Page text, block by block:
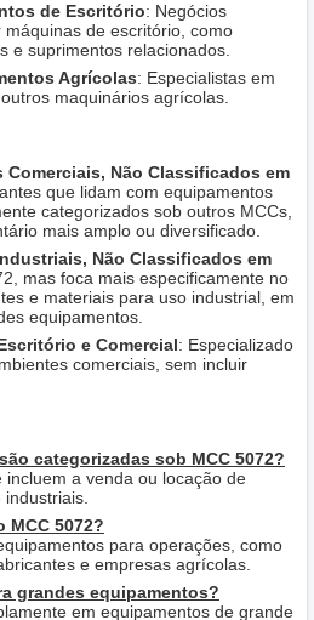
de Escritório: Negócios
de escritório, como
e suprimentos relacionados.
Agrícolas: Especialistas em
maquinários agrícolas.
Comerciais, Não Classificados em
que lidam com equipamentos
categorizados sob outros MCCs,
mais amplo ou diversificado.
Não Classificados em
mas foca mais especificamente no
e materiais para uso industrial, em
equipamentos.
e Comercial: Especializado
comerciais, sem incluir
categorizadas sob MCC 5072?
a venda ou locação de
MCC 5072?
para operações, como
e empresas agrícolas.
grandes equipamentos?
em equipamentos de grande